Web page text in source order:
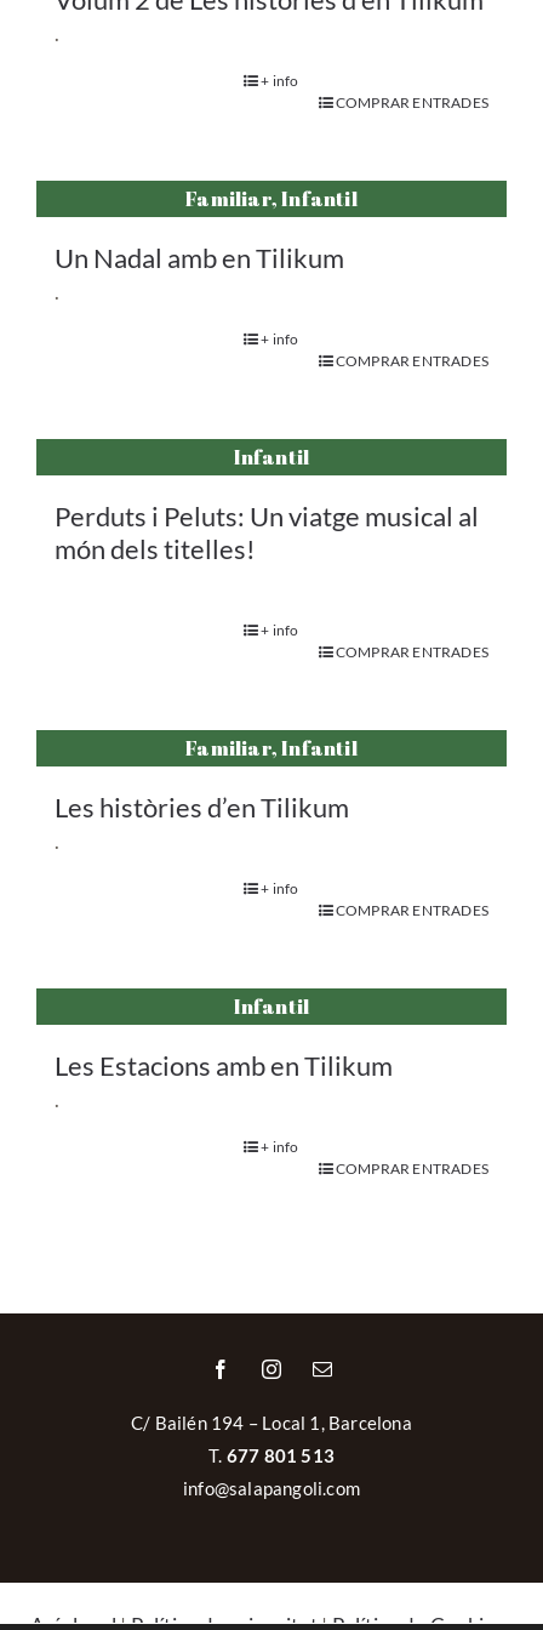
.
+ info
COMPRAR ENTRADES
Familiar, Infantil
Un Nadal amb en Tilikum
.
+ info
COMPRAR ENTRADES
Infantil
Perduts i Peluts: Un viatge musical al
món dels titelles!
+ info
COMPRAR ENTRADES
Familiar, Infantil
Les històries d’en Tilikum
.
+ info
COMPRAR ENTRADES
Infantil
Les Estacions amb en Tilikum
.
+ info
COMPRAR ENTRADES
C/ Bailén 194 – Local 1, Barcelona
T. 677 801 513
info@salapangoli.com